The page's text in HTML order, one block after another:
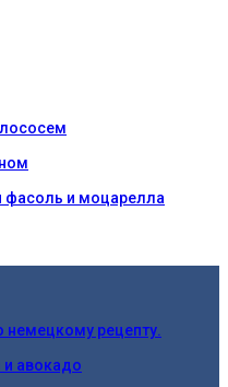
фасоль и моцарелла
немецкому рецепту.
и авокадо